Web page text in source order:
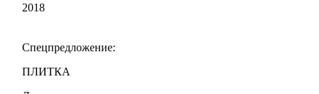
2018
Спецпредложение:
ПЛИТКА